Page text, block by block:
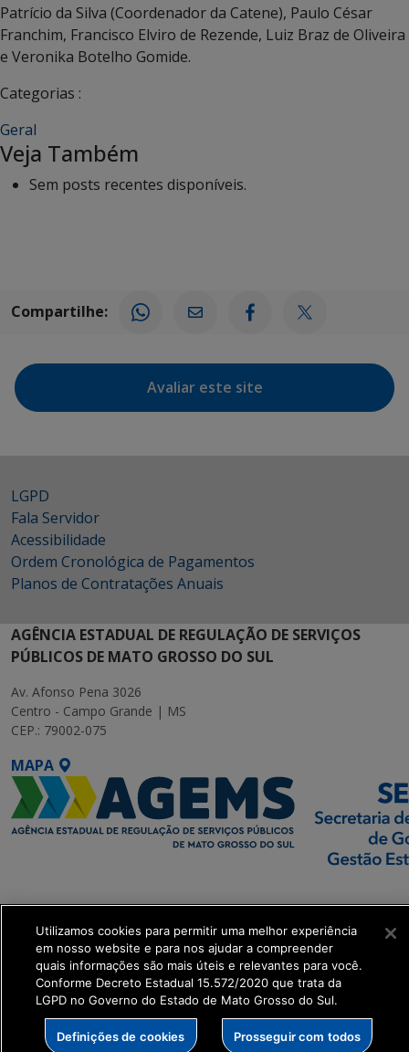
Patrício da Silva (Coordenador da Catene), Paulo César
Franchim, Francisco Elviro de Rezende, Luiz Braz de Oliveira
e Veronika Botelho Gomide.
Categorias :
Geral
Veja Também
Sem posts recentes disponíveis.
Compartilhe:
Avaliar este site
LGPD
Fala Servidor
Acessibilidade
Ordem Cronológica de Pagamentos
Planos de Contratações Anuais
AGÊNCIA ESTADUAL DE REGULAÇÃO DE SERVIÇOS
PÚBLICOS DE MATO GROSSO DO SUL
Av. Afonso Pena 3026
Centro - Campo Grande | MS
CEP.: 79002-075
MAPA
Transformação Digital
get_footer();
Utilizamos cookies para permitir uma melhor experiência
em nosso website e para nos ajudar a compreender
quais informações são mais úteis e relevantes para você.
Conforme Decreto Estadual 15.572/2020 que trata da
LGPD no Governo do Estado de Mato Grosso do Sul.
Definições de cookies Prosseguir com todos